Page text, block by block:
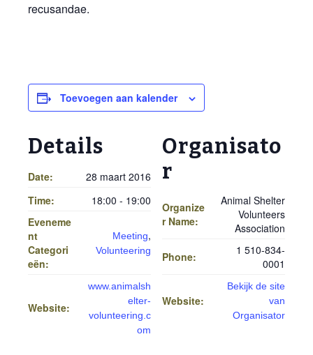
recusandae.
Toevoegen aan kalender
Details
Date:
28 maart 2016
Time:
18:00 - 19:00
Eveneme
nt
Categori
eën:
Meeting,
Volunteering
Website:
www.animalsh
elter-
volunteering.c
om
Organisato
r
Organize
r Name:
Animal Shelter
Volunteers
Association
Phone:
1 510-834-
0001
Website:
Bekijk de site
van
Organisator